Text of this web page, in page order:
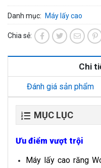
Danh mục: Máy lấy cao
Chia sẻ:
Chi
Đánh giá sản phẩm
MỤC LỤC
Ưu điểm vượt trội
Máy lấy cao răng